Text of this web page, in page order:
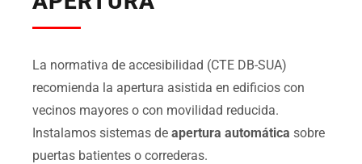
La normativa de accesibilidad (CTE DB-SUA)
recomienda la apertura asistida en edificios con
vecinos mayores o con movilidad reducida.
Instalamos sistemas de apertura automática sobre
puertas batientes o correderas.